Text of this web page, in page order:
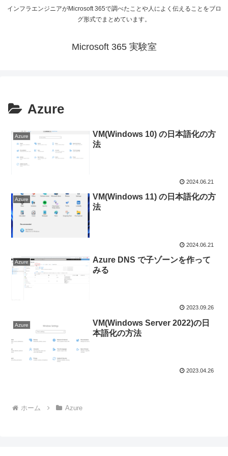
インフラエンジニアがMicrosoft 365で調べたことや人によく伝えることをブロ
グ形式でまとめています。
Microsoft 365 実験室
Azure
Azure
VM(Windows 10) の日本語化の方
法
2024.06.21
Azure
VM(Windows 11) の日本語化の方
法
2024.06.21
Azure
Azure DNS で子ゾーンを作って
みる
2023.09.26
Azure
VM(Windows Server 2022)の日
本語化の方法
2023.04.26
ホーム Azure